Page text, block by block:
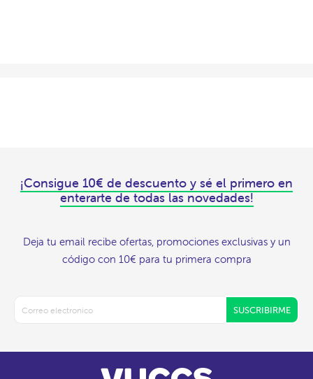
¡Consigue 10€ de descuento y sé el primero en
enterarte de todas las novedades!
Deja tu email recibe ofertas, promociones exclusivas y un
código con 10€ para tu primera compra
SUSCRIBIRME